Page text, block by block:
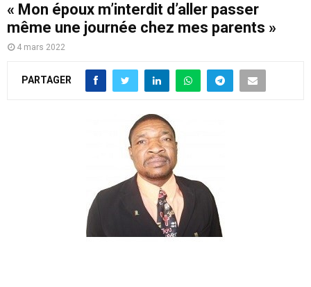
« Mon époux m’interdit d’aller passer
même une journée chez mes parents »
4 mars 2022
PARTAGER